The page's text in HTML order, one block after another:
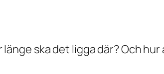
ska det ligga där? Och